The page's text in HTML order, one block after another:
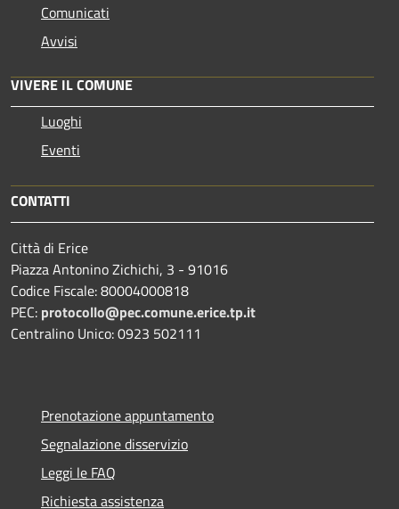
Comunicati
Avvisi
VIVERE IL COMUNE
Luoghi
Eventi
CONTATTI
Città di Erice
Piazza Antonino Zichichi, 3 - 91016
Codice Fiscale: 80004000818
PEC: protocollo@pec.comune.erice.tp.it
Centralino Unico: 0923 502111
Prenotazione appuntamento
Segnalazione disservizio
Leggi le FAQ
Richiesta assistenza